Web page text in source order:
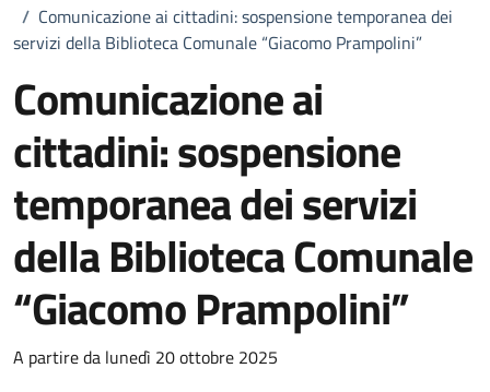
/ Comunicazione ai cittadini: sospensione temporanea dei
servizi della Biblioteca Comunale “Giacomo Prampolini”
Comunicazione ai
cittadini: sospensione
temporanea dei servizi
della Biblioteca Comunale
“Giacomo Prampolini”
Dettagli della notizia
A partire da lunedì 20 ottobre 2025